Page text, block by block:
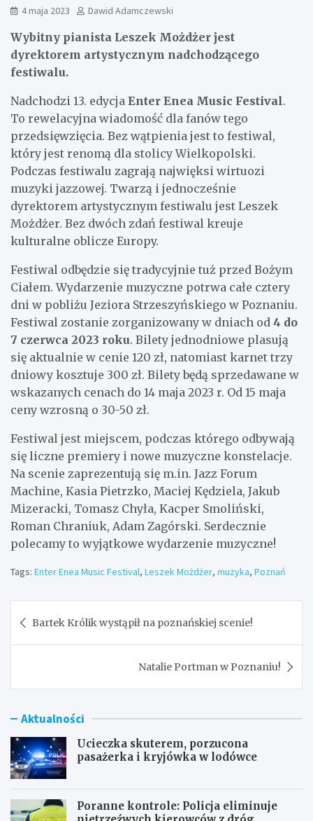
4 maja 2023 Dawid Adamczewski
Wybitny pianista Leszek Możdżer jest
dyrektorem artystycznym nadchodzącego
festiwalu.
Nadchodzi 13. edycja Enter Enea Music Festival.
To rewelacyjna wiadomość dla fanów tego
przedsięwzięcia. Bez wątpienia jest to festiwal,
który jest renomą dla stolicy Wielkopolski.
Podczas festiwalu zagrają najwięksi wirtuozi
muzyki jazzowej. Twarzą i jednocześnie
dyrektorem artystycznym festiwalu jest Leszek
Możdżer. Bez dwóch zdań festiwal kreuje
kulturalne oblicze Europy.
Festiwal odbędzie się tradycyjnie tuż przed Bożym
Ciałem. Wydarzenie muzyczne potrwa całe cztery
dni w pobliżu Jeziora Strzeszyńskiego w Poznaniu.
Festiwal zostanie zorganizowany w dniach od 4 do
7 czerwca 2023 roku. Bilety jednodniowe plasują
się aktualnie w cenie 120 zł, natomiast karnet trzy
dniowy kosztuje 300 zł. Bilety będą sprzedawane w
wskazanych cenach do 14 maja 2023 r. Od 15 maja
ceny wzrosną o 30-50 zł.
Festiwal jest miejscem, podczas którego odbywają
się liczne premiery i nowe muzyczne konstelacje.
Na scenie zaprezentują się m.in. Jazz Forum
Machine, Kasia Pietrzko, Maciej Kędziela, Jakub
Mizeracki, Tomasz Chyła, Kacper Smoliński,
Roman Chraniuk, Adam Zagórski. Serdecznie
polecamy to wyjątkowe wydarzenie muzyczne!
Tags: Enter Enea Music Festival, Leszek Możdżer, muzyka, Poznań
wpisu
Bartek Królik wystąpił na poznańskiej scenie!
Natalie Portman w Poznaniu!
Aktualności
Ucieczka skuterem, porzucona
pasażerka i kryjówka w lodówce
Poranne kontrole: Policja eliminuje